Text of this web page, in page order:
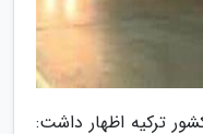
ترکیه اظهار داشت: